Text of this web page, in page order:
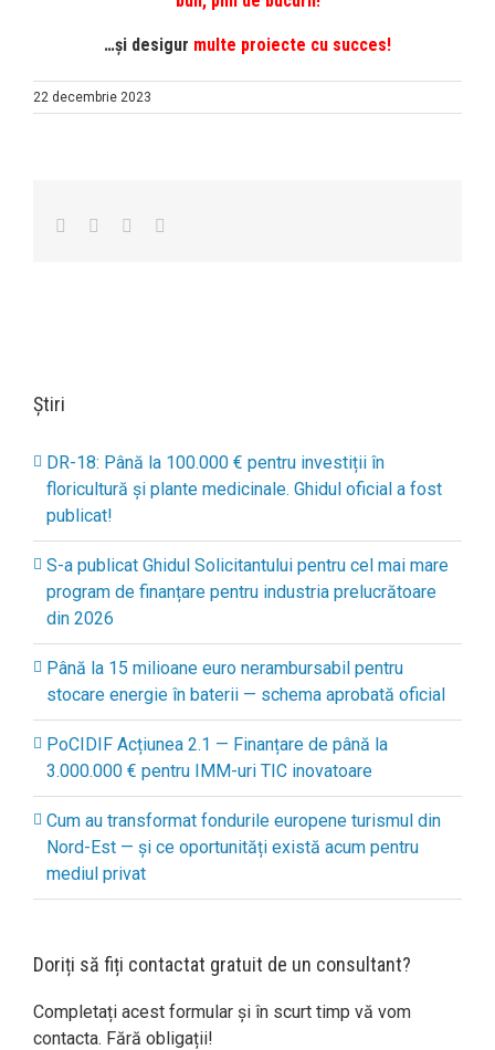
…și desigur multe proiecte cu succes!
22 decembrie 2023
Facebook
TwitterLinkedin
Știri
DR-18: Până la 100.000 € pentru investiții în
floricultură și plante medicinale. Ghidul oficial a fost
publicat!
S-a publicat Ghidul Solicitantului pentru cel mai mare
program de finanțare pentru industria prelucrătoare
din 2026
Până la 15 milioane euro nerambursabil pentru
stocare energie în baterii — schema aprobată oficial
PoCIDIF Acțiunea 2.1 — Finanțare de până la
3.000.000 € pentru IMM-uri TIC inovatoare
Cum au transformat fondurile europene turismul din
Nord-Est — și ce oportunități există acum pentru
mediul privat
Doriți să fiți contactat gratuit de un consultant?
Completați acest formular și în scurt timp vă vom
contacta. Fără obligații!